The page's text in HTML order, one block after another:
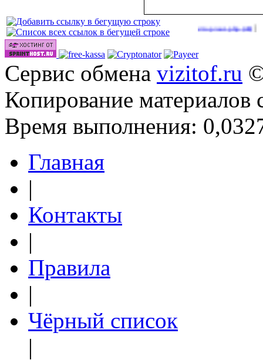
tops/out.php(40)|http://onlinevideos.cc/top/out.php(40)|
Сервис обмена vizitof.ru
Копирование материалов
Время выполнения:
Главная
|
Контакты
|
Правила
|
Чёрный список
|